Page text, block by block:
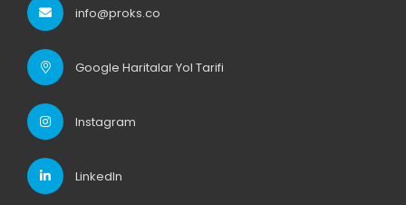
info@proks.co
Google Haritalar Yol Tarifi
Instagram
LinkedIn